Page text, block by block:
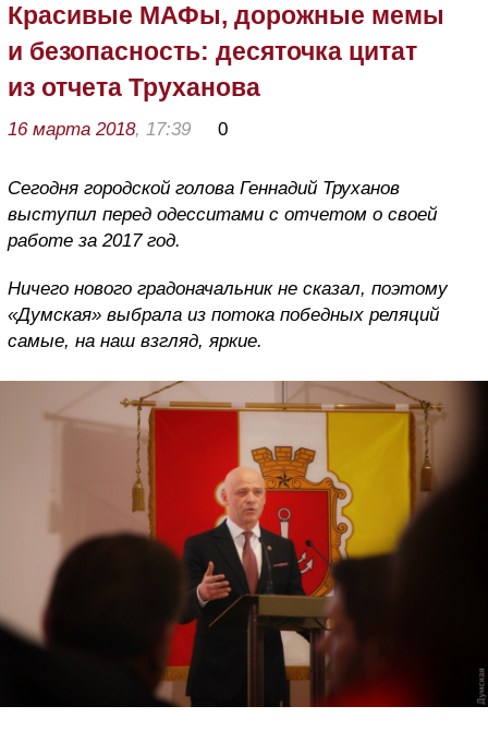
Красивые МАФы, дорожные мемы
и безопасность: десяточка цитат
из отчета Труханова
16 марта 2018, 17:39 0
Сегодня городской голова Геннадий Труханов
выступил перед одесситами с отчетом о своей
работе за 2017 год.
Ничего нового градоначальник не сказал, поэтому
«Думская» выбрала из потока победных реляций
самые, на наш взгляд, яркие.